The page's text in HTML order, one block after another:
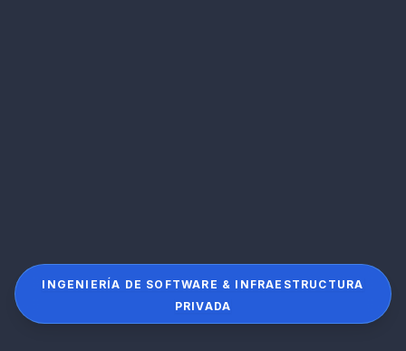
INGENIERÍA DE SOFTWARE & INFRAESTRUCTURA
PRIVADA